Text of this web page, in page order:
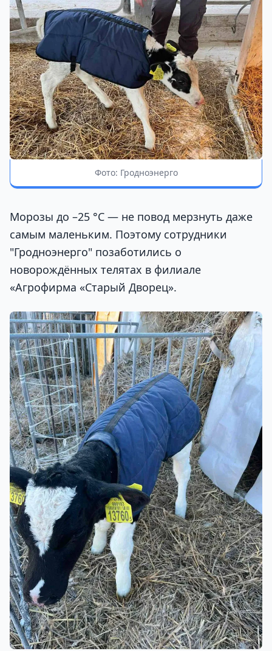
Фото: Гродноэнерго
Морозы до –25 °С — не повод мерзнуть даже
самым маленьким. Поэтому сотрудники
"Гродноэнерго" позаботились о
новорождённых телятах в филиале
«Агрофирма «Старый Дворец».